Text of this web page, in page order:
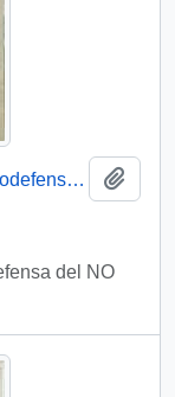
¿Porqué necesitamos organizar la autodefensa del pueblo?
del NO